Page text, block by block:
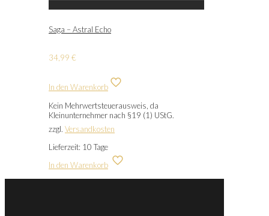
Saga – Astral Echo
34,99 €
In den Warenkorb
Kein Mehrwertsteuerausweis, da
Kleinunternehmer nach §19 (1) UStG.
zzgl. Versandkosten
Lieferzeit: 10 Tage
In den Warenkorb